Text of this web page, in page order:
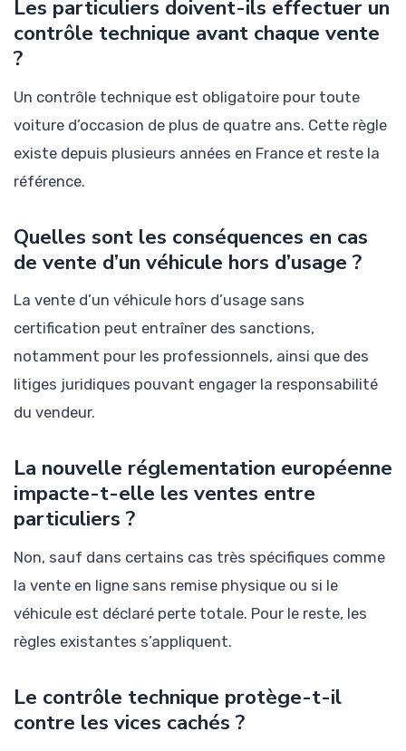
Les particuliers doivent-ils effectuer un
contrôle technique avant chaque vente
?
Un contrôle technique est obligatoire pour toute
voiture d’occasion de plus de quatre ans. Cette règle
existe depuis plusieurs années en France et reste la
référence.
Quelles sont les conséquences en cas
de vente d’un véhicule hors d’usage ?
La vente d’un véhicule hors d’usage sans
certification peut entraîner des sanctions,
notamment pour les professionnels, ainsi que des
litiges juridiques pouvant engager la responsabilité
du vendeur.
La nouvelle réglementation européenne
impacte-t-elle les ventes entre
particuliers ?
Non, sauf dans certains cas très spécifiques comme
la vente en ligne sans remise physique ou si le
véhicule est déclaré perte totale. Pour le reste, les
règles existantes s’appliquent.
Le contrôle technique protège-t-il
contre les vices cachés ?